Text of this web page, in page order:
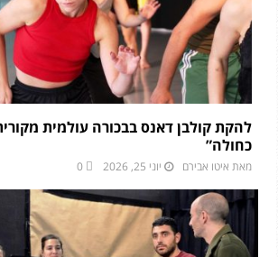
להקת קולבן דאנס בבכורה עולמית
כחולה”
מאת איטו אבירם יוני 25, 2026 0